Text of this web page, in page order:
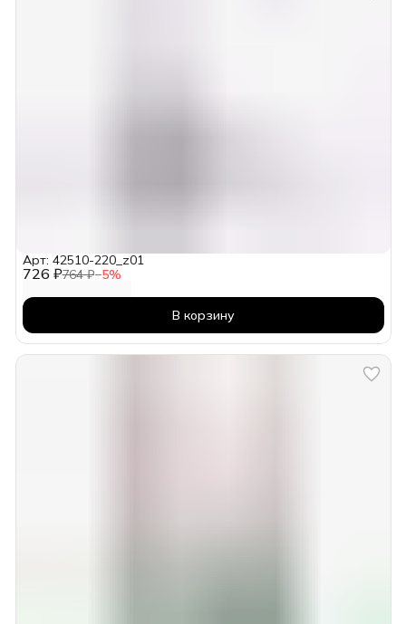
726 ₽764 ₽−5%
Арт: 42510-220_z01
В корзину